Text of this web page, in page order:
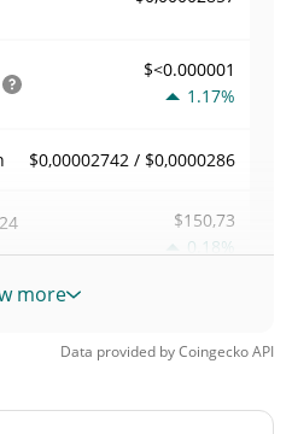
$<0.000001
1.17%
$0,00002742 / $0,0000286
24
$150,73
0.18%
0,0000012563759%
more
Data provided byCoingeckoAPI